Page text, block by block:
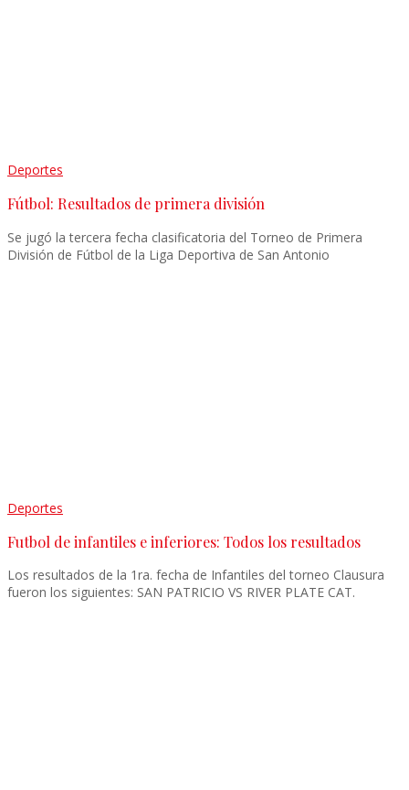
Deportes
Fútbol: Resultados de primera división
Se jugó la tercera fecha clasificatoria del Torneo de Primera
División de Fútbol de la Liga Deportiva de San Antonio
Deportes
Futbol de infantiles e inferiores: Todos los resultados
Los resultados de la 1ra. fecha de Infantiles del torneo Clausura
fueron los siguientes: SAN PATRICIO VS RIVER PLATE CAT.